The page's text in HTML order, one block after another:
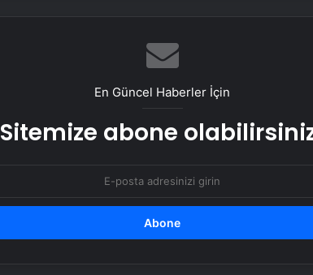
Gaziantep
UETDS
En Güncel Haberler İçin
Sitemize abone